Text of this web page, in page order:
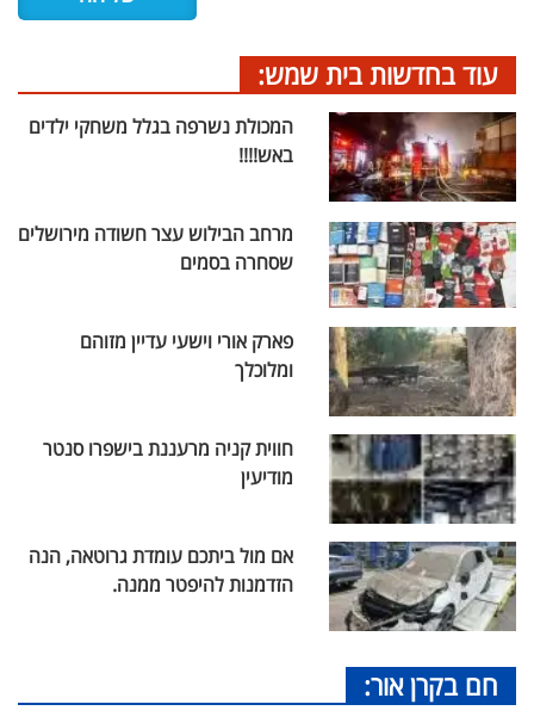
עוד בחדשות בית שמש:
המכולת נשרפה בגלל משחקי ילדים
באש!!!!
מרחב הבילוש עצר חשודה מירושלים
שסחרה בסמים
פארק אורי וישעי עדיין מזוהם
ומלוכלך
חווית קניה מרעננת בישפרו סנטר
מודיעין
אם מול ביתכם עומדת גרוטאה, הנה
הזדמנות להיפטר ממנה.
חם בקרן אור: